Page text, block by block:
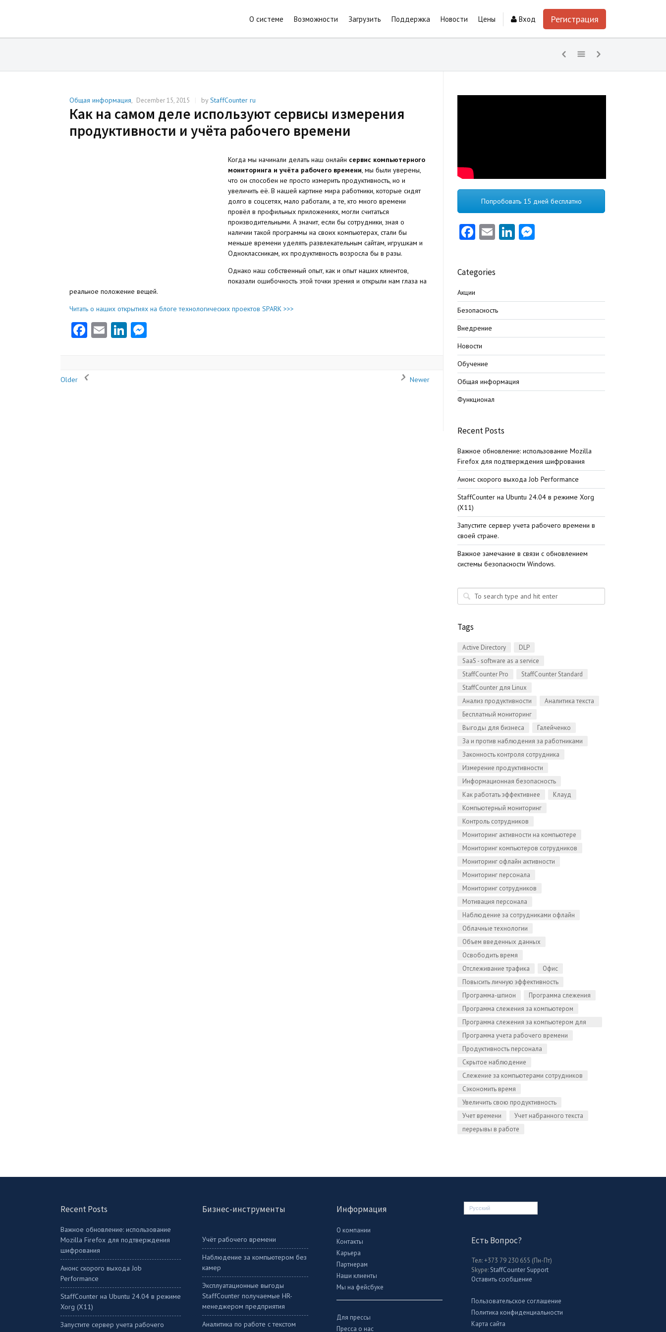
Регистрация
Вход
О системе Возможности Загрузить Поддержка Новости Цены
Общая информация, December 15, 2015 byStaffCounter ru
Как на самом деле используют сервисы измерения
продуктивности и учёта рабочего времени
Когда мы начинали делать наш онлайн сервис компьютерного
мониторинга и учёта рабочего времени, мы были уверены,
что он способен не просто измерить продуктивность, но и
увеличить её. В нашей картине мира работники, которые сидят
долго в соцсетях, мало работали, а те, кто много времени
провёл в профильных приложениях, могли считаться
производительными. А значит, если бы сотрудники, зная о
наличии такой программы на своих компьютерах, стали бы
меньше времени уделять развлекательным сайтам, игрушкам и
Одноклассникам, их продуктивность возросла бы в разы.
Однако наш собственный опыт, как и опыт наших клиентов,
показали ошибочность этой точки зрения и открыли нам глаза на
реальное положение вещей.
Читать о наших открытиях на блоге технологических проектов SPARK >>>
Facebook
EmailLinkedIn
Older Newer
Попробовать 15 дней бесплатно
Facebook
EmailLinkedIn
Messenger
Categories
Акции
Безопасность
Внедрение
Новости
Обучение
Общая информация
Функционал
Recent Posts
Важное обновление: использование Mozilla
Firefox для подтверждения шифрования
Анонс скорого выхода Job Performance
StaffСounter на Ubuntu 24.04 в режиме Xorg
(X11)
Запустите сервер учета рабочего времени в
своей стране.
Важное замечание в связи с обновлением
системы безопасности Windows.
Tags
Active Directory
DLP
SaaS - software as a service
StaffCounter Pro
StaffCounter Standard
StaffCounter для Linux
Анализ продуктивности
Аналитика текста
Бесплатный мониторинг
Выгоды для бизнеса
Галейченко
За и против наблюдения за работниками
Законность контроля сотрудника
Измерение продуктивности
Информационная безопасность
Как работать эффективнее
Клауд
Компьютерный мониторинг
Контроль сотрудников
Мониторинг активности на компьютере
Мониторинг компьютеров сотрудников
Мониторинг офлайн активности
Мониторинг персонала
Мониторинг сотрудников
Мотивация персонала
Наблюдение за сотрудниками офлайн
Облачные технологии
Объем введенных данных
Освободить время
Отслеживание трафика
Офис
Повысить личную эффективность
Программа-шпион
Программа слежения
Программа слежения за компьютером
Программа слежения за компьютером для
Linux
Программа учета рабочего времени
Продуктивность персонала
Скрытое наблюдение
Слежение за компьютерами сотрудников
Сэкономить время
Увеличить свою продуктивность
Учет времени
Учет набранного текста
перерывы в работе
Recent Posts
Важное обновление: использование
Mozilla Firefox для подтверждения
шифрования
Анонс скорого выхода Job
Performance
StaffСounter на Ubuntu 24.04 в режиме
Xorg (X11)
Запустите сервер учета рабочего
Бизнес-инструменты
Учёт рабочего времени
Наблюдение за компьютером без
камер
Эксплуатационные выгоды
StaffCounter получаемые HR-
менеджером предприятия
Аналитика по работе с текстом
Информация
О компании
Контакты
Карьера
Партнерам
Наши клиенты
Мы на фейсбуке
Для прессы
Пресса о нас
Русский
Есть Вопрос?
Тел: +373 79 230 655 (Пн-Пт)
Skype:StaffCounter Support
Оставить сообщение
Пользовательское соглашение
Политика конфиденциальности
Карта сайта